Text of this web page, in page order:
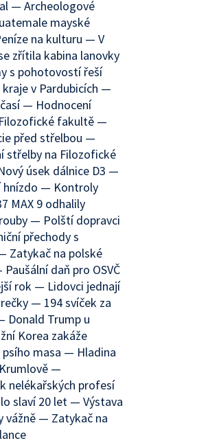
— Archeologové
mayské
na kulturu — V
zřítila kabina lanovky
s pohotovostí řeší
v Pardubicích —
— Hodnocení
fakultě —
před střelbou —
střelby na Filozofické
úsek dálnice D3 —
hnízdo — Kontroly
MAX 9 odhalily
— Polští dopravci
přechody s
Zatykač na polské
daň pro OSVČ
rok — Lidovci jednají
— 194 svíček za
Donald Trump u
Korea zakáže
masa — Hladina
—
nelékařských profesí
slaví 20 let — Výstava
vážně — Zatykač na